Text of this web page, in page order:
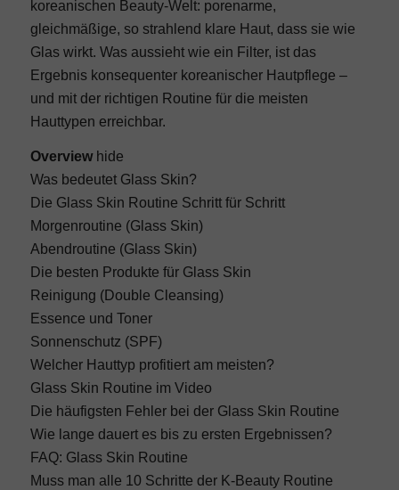
koreanischen Beauty-Welt: porenarme,
gleichmäßige, so strahlend klare Haut, dass sie wie
Glas wirkt. Was aussieht wie ein Filter, ist das
Ergebnis konsequenter koreanischer Hautpflege –
und mit der richtigen Routine für die meisten
Hauttypen erreichbar.
Overview hide
Was bedeutet Glass Skin?
Die Glass Skin Routine Schritt für Schritt
Morgenroutine (Glass Skin)
Abendroutine (Glass Skin)
Die besten Produkte für Glass Skin
Reinigung (Double Cleansing)
Essence und Toner
Sonnenschutz (SPF)
Welcher Hauttyp profitiert am meisten?
Glass Skin Routine im Video
Die häufigsten Fehler bei der Glass Skin Routine
Wie lange dauert es bis zu ersten Ergebnissen?
FAQ: Glass Skin Routine
Muss man alle 10 Schritte der K-Beauty Routine